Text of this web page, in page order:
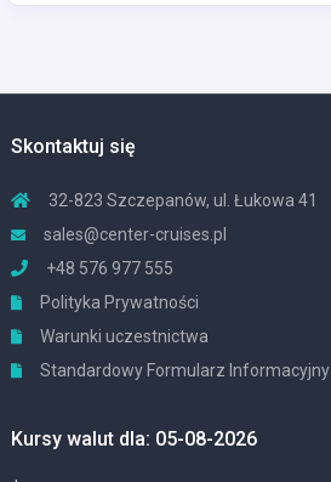
Skontaktuj się
32-823 Szczepanów, ul. Łukowa 41
sales@center-cruises.pl
+48 576 977 555
Polityka Prywatności
Warunki uczestnictwa
Standardowy Formularz Informacyjny
Kursy walut dla: 05-08-2026